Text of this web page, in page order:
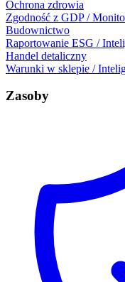
Ochrona zdrowia
Zgodność z GDP /
Budownictwo
Raportowanie ESG /
Handel detaliczny
Warunki w sklepie /
Zasoby